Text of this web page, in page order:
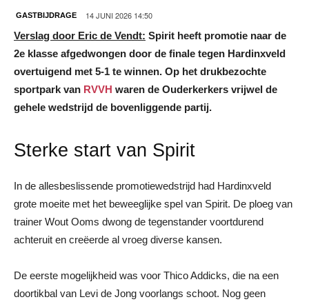
GASTBIJDRAGE 14 JUNI 2026 14:50
Verslag door Eric de Vendt: Spirit heeft promotie naar de
2e klasse afgedwongen door de finale tegen Hardinxveld
overtuigend met 5-1 te winnen. Op het drukbezochte
sportpark van RVVH waren de Ouderkerkers vrijwel de
gehele wedstrijd de bovenliggende partij.
Sterke start van Spirit
In de allesbeslissende promotiewedstrijd had Hardinxveld
grote moeite met het beweeglijke spel van Spirit. De ploeg van
trainer Wout Ooms dwong de tegenstander voortdurend
achteruit en creëerde al vroeg diverse kansen.
De eerste mogelijkheid was voor Thico Addicks, die na een
doortikbal van Levi de Jong voorlangs schoot. Nog geen